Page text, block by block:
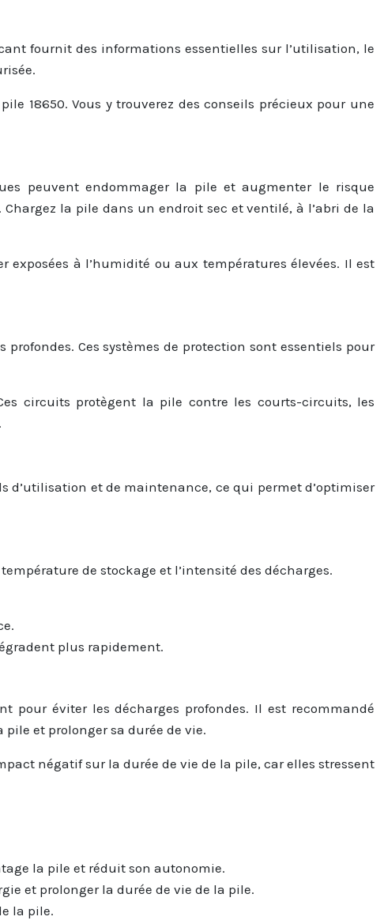
fournit des informations essentielles sur l’utilisation, le
18650. Vous y trouverez des conseils précieux pour une
peuvent endommager la pile et augmenter le risque
la pile dans un endroit sec et ventilé, à l’abri de la
exposées à l’humidité ou aux températures élevées. Il est
Ces systèmes de protection sont essentiels pour
circuits protègent la pile contre les courts-circuits, les
d’utilisation et de maintenance, ce qui permet d’optimiser
de stockage et l’intensité des décharges.
plus rapidement.
pour éviter les décharges profondes. Il est recommandé
et prolonger sa durée de vie.
négatif sur la durée de vie de la pile, car elles stressent
la pile et réduit son autonomie.
et prolonger la durée de vie de la pile.
la pile.